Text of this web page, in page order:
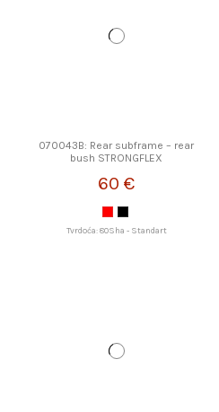
070043B: Rear subframe – rear
bush STRONGFLEX
60 €
Tvrdoća: 80Sha - Standart